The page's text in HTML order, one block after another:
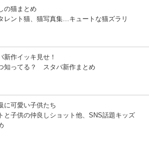
の猫まとめ
レント猫、猫写真集…キュートな猫ズラリ
新作イッキ見せ！
知ってる？ スタバ新作まとめ
に可愛い子供たち
と子供の仲良しショット他、SNS話題キッズ